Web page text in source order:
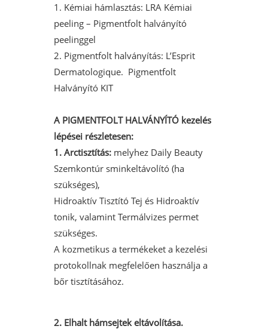
1. Kémiai hámlasztás: LRA Kémiai
peeling – Pigmentfolt halványító
peelinggel
2. Pigmentfolt halványítás: L’Esprit
Dermatologique. Pigmentfolt
Halványító KIT
A PIGMENTFOLT HALVÁNYÍTÓ kezelés
lépései részletesen:
1. Arctisztítás: melyhez Daily Beauty
Szemkontúr sminkeltávolító (ha
szükséges),
Hidroaktív Tisztító Tej és Hidroaktív
tonik, valamint Termálvizes permet
szükséges.
A kozmetikus a termékeket a kezelési
protokollnak megfelelően használja a
bőr tisztításához.
2. Elhalt hámsejtek eltávolítása.